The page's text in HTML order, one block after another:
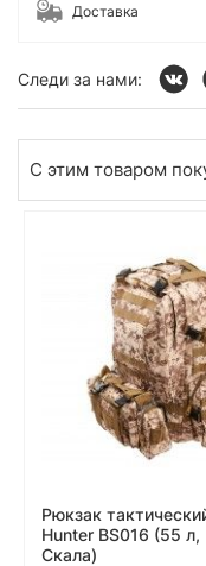
Доставка
Следи за нами:
С этим товаром
Рюкзак
Hunter BS016 (55 л,
Скала)